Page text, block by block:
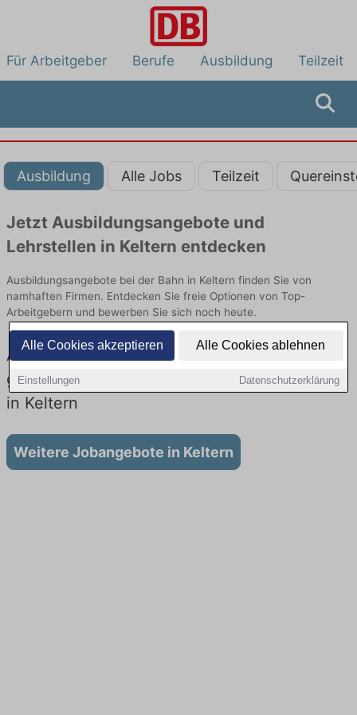
Alle Cookies akzeptieren Alle Cookies ablehnen
Einstellungen Datenschutzerklärung
Für Arbeitgeber Berufe Ausbildung Teilzeit
Ausbildung Alle Jobs Teilzeit
Jetzt Ausbildungsangebote und
Lehrstellen in Keltern entdecken
Ausbildungsangebote bei der Bahn in Keltern finden Sie von
namhaften Firmen. Entdecken Sie freie Optionen von Top-
Arbeitgebern und bewerben Sie sich noch heute.
Ausbildung in Keltern bei der Bahn: Aktuell
gibt es keine Stellenangebote für Ausbildung
in Keltern
Weitere Jobangebote in Keltern